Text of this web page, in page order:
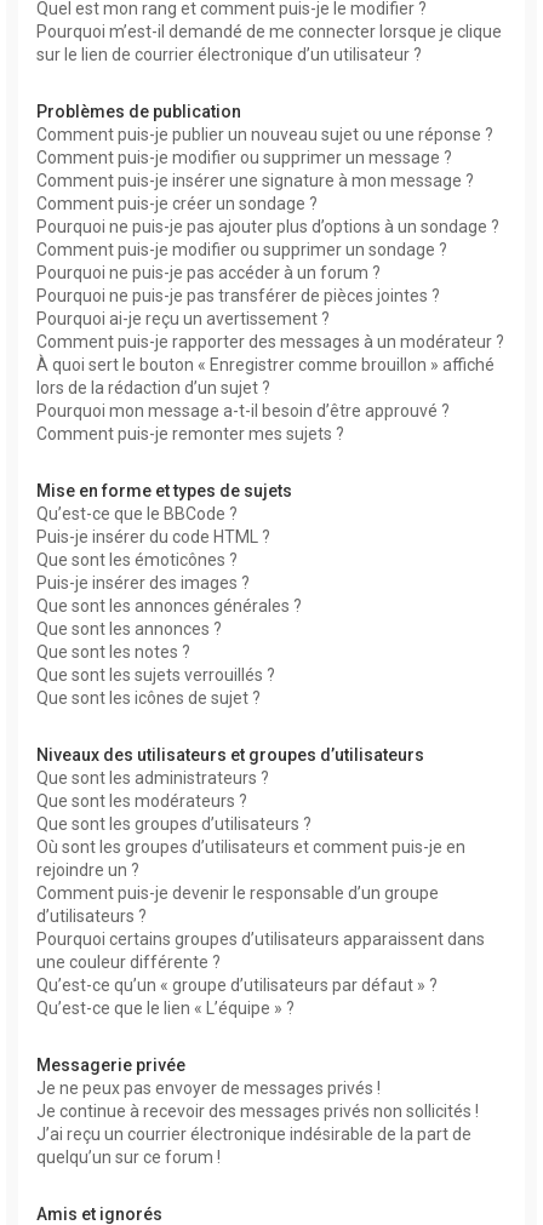
Quel est mon rang et comment puis-je le modifier ?
Pourquoi m’est-il demandé de me connecter lorsque je clique
sur le lien de courrier électronique d’un utilisateur ?
Problèmes de publication
Comment puis-je publier un nouveau sujet ou une réponse ?
Comment puis-je modifier ou supprimer un message ?
Comment puis-je insérer une signature à mon message ?
Comment puis-je créer un sondage ?
Pourquoi ne puis-je pas ajouter plus d’options à un sondage ?
Comment puis-je modifier ou supprimer un sondage ?
Pourquoi ne puis-je pas accéder à un forum ?
Pourquoi ne puis-je pas transférer de pièces jointes ?
Pourquoi ai-je reçu un avertissement ?
Comment puis-je rapporter des messages à un modérateur ?
À quoi sert le bouton « Enregistrer comme brouillon » affiché
lors de la rédaction d’un sujet ?
Pourquoi mon message a-t-il besoin d’être approuvé ?
Comment puis-je remonter mes sujets ?
Mise en forme et types de sujets
Qu’est-ce que le BBCode ?
Puis-je insérer du code HTML ?
Que sont les émoticônes ?
Puis-je insérer des images ?
Que sont les annonces générales ?
Que sont les annonces ?
Que sont les notes ?
Que sont les sujets verrouillés ?
Que sont les icônes de sujet ?
Niveaux des utilisateurs et groupes d’utilisateurs
Que sont les administrateurs ?
Que sont les modérateurs ?
Que sont les groupes d’utilisateurs ?
Où sont les groupes d’utilisateurs et comment puis-je en
rejoindre un ?
Comment puis-je devenir le responsable d’un groupe
d’utilisateurs ?
Pourquoi certains groupes d’utilisateurs apparaissent dans
une couleur différente ?
Qu’est-ce qu’un « groupe d’utilisateurs par défaut » ?
Qu’est-ce que le lien « L’équipe » ?
Messagerie privée
Je ne peux pas envoyer de messages privés !
Je continue à recevoir des messages privés non sollicités !
J’ai reçu un courrier électronique indésirable de la part de
quelqu’un sur ce forum !
Amis et ignorés